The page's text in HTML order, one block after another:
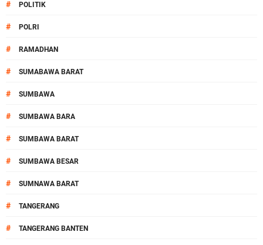
# POLITIK
# POLRI
# RAMADHAN
# SUMABAWA BARAT
# SUMBAWA
# SUMBAWA BARA
# SUMBAWA BARAT
# SUMBAWA BESAR
# SUMNAWA BARAT
# TANGERANG
# TANGERANG BANTEN